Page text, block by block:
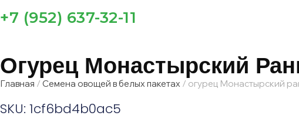
+7 (952) 637-32-11
Огурец Монастырский
Главная / Семена овощей в белых пакетах / огурец Монастырский
SKU: 1cf6bd4b0ac5